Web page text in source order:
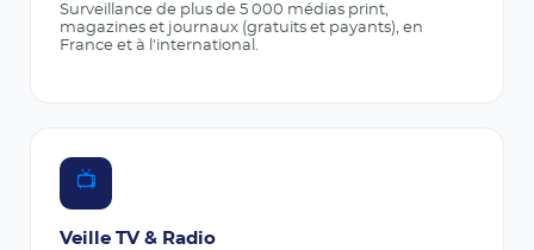
Surveillance de plus de 5 000 médias print,
magazines et journaux (gratuits et payants), en
France et à l'international.
📺
Veille TV & Radio